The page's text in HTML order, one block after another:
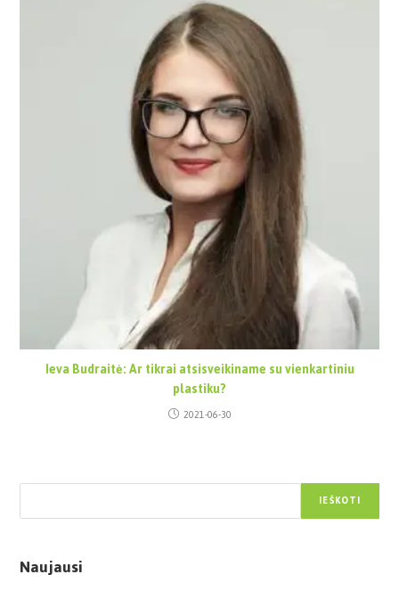
Ieva Budraitė: Ar tikrai atsisveikiname su vienkartiniu
plastiku?
2021-06-30
IEŠKOTI
Naujausi